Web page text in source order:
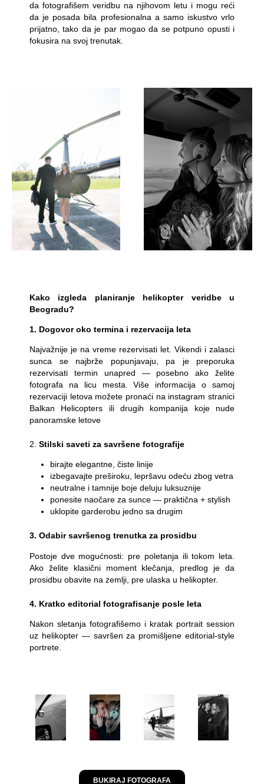
da fotografišem veridbu na njihovom letu i mogu reći
da je posada bila profesionalna a samo iskustvo vrlo
prijatno, tako da je par mogao da se potpuno opusti i
fokusira na svoj trenutak.
Kako izgleda planiranje helikopter veridbe u
Beogradu?
1. Dogovor oko termina i rezervacija leta
Najvažnije je na vreme rezervisati let. Vikendi i zalasci
sunca se najbrže popunjavaju, pa je preporuka
rezervisati termin unapred — posebno ako želite
fotografa na licu mesta. Više informacija o samoj
rezervaciji letova možete pronaći na instagram stranici
Balkan Helicopters ili drugih kompanija koje nude
panoramske letove
2. Stilski saveti za savršene fotografije
birajte elegantne, čiste linije
izbegavajte preširoku, lepršavu odeću zbog vetra
neutralne i tamnije boje deluju luksuznije
ponesite naočare za sunce — praktična + stylish
uklopite garderobu jedno sa drugim
3. Odabir savršenog trenutka za prosidbu
Postoje dve mogućnosti: pre poletanja ili tokom leta.
Ako želite klasični moment klečanja, predlog je da
prosidbu obavite na zemlji, pre ulaska u helikopter.
4. Kratko editorial fotografisanje posle leta
Nakon sletanja fotografišemo i kratak portrait session
uz helikopter — savršen za promišljene editorial-style
portrete.
BUKIRAJ FOTOGRAFA